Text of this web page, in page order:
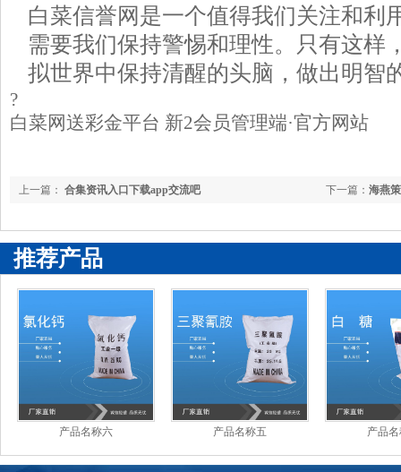
白菜信誉网是一个值得我们关注和利
需要我们保持警惕和理性。只有这样
拟世界中保持清醒的头脑，做出明智
?
白菜网送彩金平台 新2会员管理端·官方网站
下一篇： 海燕
上一篇： 合集资讯入口下载app交流吧
推荐产品
产品名称六 产品名称五 产品